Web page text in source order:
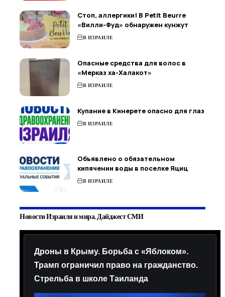
Стоп, аллергики! В Petit Beurre
«Вилли-Фуд» обнаружен кунжут
В ИЗРАИЛЕ
Опасные средства для волос в
«Мерказ ха-Халакот»
В ИЗРАИЛЕ
Купание в Кинерете опасно для глаз
В ИЗРАИЛЕ
Объявлено о обязательном
кипячении воды в поселке Яциц
В ИЗРАИЛЕ
Новости Израиля и мира. Дайджест СМИ